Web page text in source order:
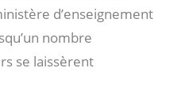
d’enseignement
nombre
se laissèrent